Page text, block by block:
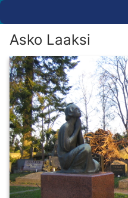
Hyppää
sisältöön
Asko Laaksi